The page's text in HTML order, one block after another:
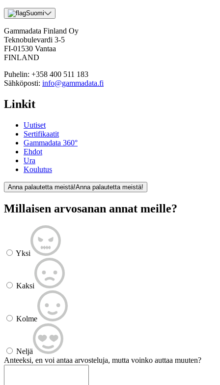
Suomi
Gammadata Finland Oy
Teknobulevardi 3-5
FI-01530 Vantaa
FINLAND
Puhelin: +358 400 511 183
Sähköposti: info@gammadata.fi
Linkit
Uutiset
Sertifikaatit
Gammadata 360°
Ehdot
Ura
Koulutus
Anna palautetta meistä!Anna palautetta meistä!
Millaisen arvosanan annat meille?
Yksi
Kaksi
Kolme
Neljä
Anteeksi, en voi antaa arvosteluja, mutta voinko auttaa muuten?